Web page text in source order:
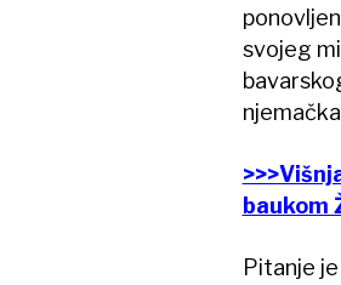
svojeg
baukom
Pitanje